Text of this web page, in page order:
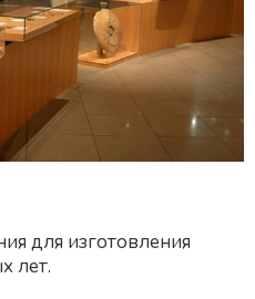
для изготовления
лет.